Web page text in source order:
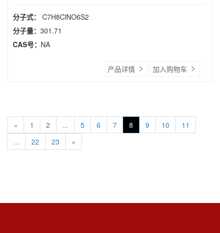
分子式： C7H8ClNO6S2
分子量： 301.71
CAS号： NA
产品详情 加入购物车
« 1 2 ... 5 6 7 8 9 10
11
...
22 23 »